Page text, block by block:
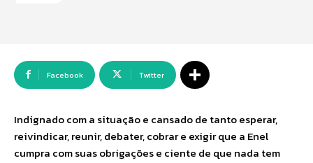
Facebook Twitter
Indignado com a situação e cansado de tanto esperar,
reivindicar, reunir, debater, cobrar e exigir que a Enel
cumpra com suas obrigações e ciente de que nada tem